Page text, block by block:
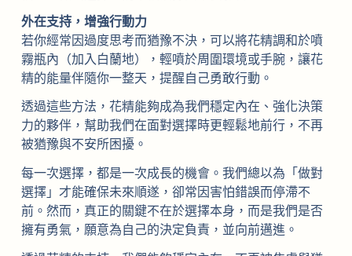
外在支持，增強行動力
若你經常因過度思考而猶豫不決，可以將花精調和於噴
霧瓶內（加入白蘭地），輕噴於周圍環境或手腕，讓花
精的能量伴隨你一整天，提醒自己勇敢行動。
透過這些方法，花精能夠成為我們穩定內在、強化決策
力的夥伴，幫助我們在面對選擇時更輕鬆地前行，不再
被猶豫與不安所困擾。
每一次選擇，都是一次成長的機會。我們總以為「做對
選擇」才能確保未來順遂，卻常因害怕錯誤而停滯不
前。然而，真正的關鍵不在於選擇本身，而是我們是否
擁有勇氣，願意為自己的決定負責，並向前邁進。